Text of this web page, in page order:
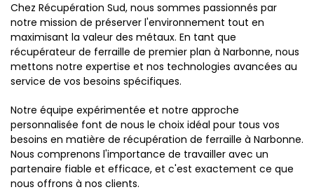
Chez Récupération Sud, nous sommes passionnés par
notre mission de préserver l'environnement tout en
maximisant la valeur des métaux. En tant que
récupérateur de ferraille de premier plan à Narbonne, nous
mettons notre expertise et nos technologies avancées au
service de vos besoins spécifiques.
Notre équipe expérimentée et notre approche
personnalisée font de nous le choix idéal pour tous vos
besoins en matière de récupération de ferraille à Narbonne.
Nous comprenons l'importance de travailler avec un
partenaire fiable et efficace, et c'est exactement ce que
nous offrons à nos clients.